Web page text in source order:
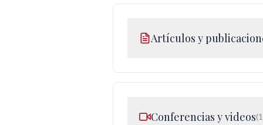
Artículos y
Conferencias y videos